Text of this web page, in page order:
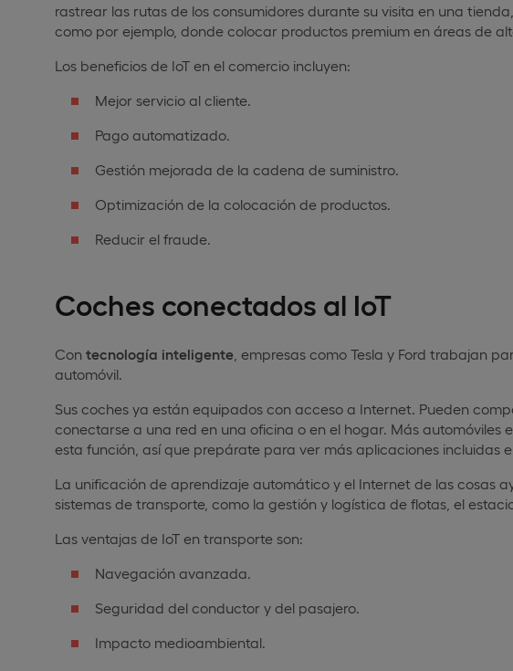
rastrear las rutas de los consumidores durante su visita en una
como por ejemplo, donde colocar productos premium en áreas de
Los beneficios de IoT en el comercio incluyen:
Mejor servicio al cliente.
Pago automatizado.
Gestión mejorada de la cadena de suministro.
Optimización de la colocación de productos.
Reducir el fraude.
Coches conectados al IoT
Con tecnología inteligente , empresas como Tesla y Ford trabajan
automóvil.
Sus coches ya están equipados con acceso a Internet. Pueden
conectarse a una red en una oficina o en el hogar. Más automóviles
esta función, así que prepárate para ver más aplicaciones incluidas
La unificación de aprendizaje automático y el Internet de las cosas
sistemas de transporte, como la gestión y logística de flotas, el
Las ventajas de IoT en transporte son:
Navegación avanzada.
Seguridad del conductor y del pasajero.
Impacto medioambiental.